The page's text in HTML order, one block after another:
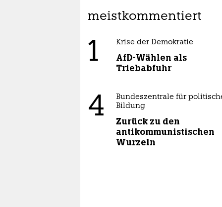
meistkommentiert
1 Krise der Demokratie
AfD-Wählen als
Triebabfuhr
4
Bundeszentrale für
Bildung
Zurück zu den
antikommunistischen
Wurzeln